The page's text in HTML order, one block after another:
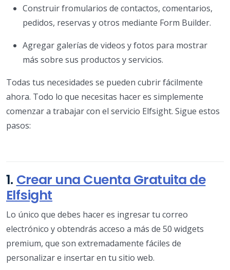
Construir fromularios de contactos, comentarios,
pedidos, reservas y otros mediante Form Builder.
Agregar galerías de videos y fotos para mostrar
más sobre sus productos y servicios.
Todas tus necesidades se pueden cubrir fácilmente
ahora. Todo lo que necesitas hacer es simplemente
comenzar a trabajar con el servicio Elfsight. Sigue estos
pasos:
1. Crear una Cuenta Gratuita de
Elfsight
Lo único que debes hacer es ingresar tu correo
electrónico y obtendrás acceso a más de 50 widgets
premium, que son extremadamente fáciles de
personalizar e insertar en tu sitio web.